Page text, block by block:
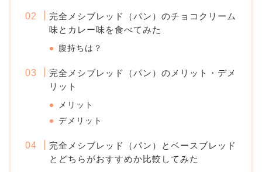
完全メシブレッド（パン）のチョコクリーム
味とカレー味を食べてみた
腹持ちは？
完全メシブレッド（パン）のメリット・デメ
リット
メリット
デメリット
完全メシブレッド（パン）とベースブレッド
とどちらがおすすめか比較してみた